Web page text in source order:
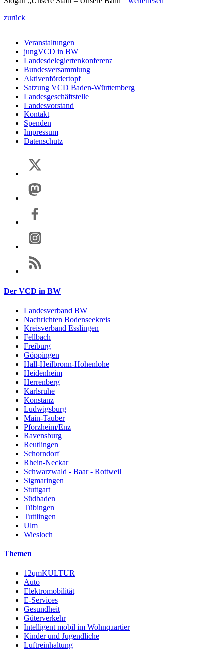
zurück
Veranstaltungen
jungVCD in BW
Landesdelegiertenkonferenz
Bundesversammlung
Aktivenfördertopf
Satzung VCD Baden-Württemberg
Landesgeschäftstelle
Landesvorstand
Kontakt
Spenden
Impressum
Datenschutz
Der VCD in BW
Landesverband BW
Nachrichten Bodenseekreis
Kreisverband Esslingen
Fellbach
Freiburg
Göppingen
Hall-Heilbronn-Hohenlohe
Heidenheim
Herrenberg
Karlsruhe
Konstanz
Ludwigsburg
Main-Tauber
Pforzheim/Enz
Ravensburg
Reutlingen
Schorndorf
Rhein-Neckar
Schwarzwald - Baar - Rottweil
Sigmaringen
Stuttgart
Südbaden
Tübingen
Tuttlingen
Ulm
Wiesloch
Themen
12qmKULTUR
Auto
Elektromobilität
E-Services
Gesundheit
Güterverkehr
Intelligent mobil im Wohnquartier
Kinder und Jugendliche
Luftreinhaltung